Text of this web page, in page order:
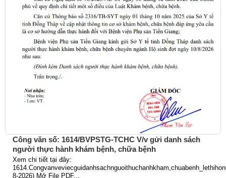
Công văn số: 1614/BVPSTG-TCHC V/v gửi danh sách
người thực hành khám bệnh, chữa bệnh
Xem chi tiết tại đây:
8-2026) Mở File PDF...